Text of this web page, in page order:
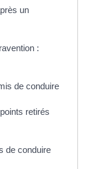
un
:
de conduire
retirés
de conduire